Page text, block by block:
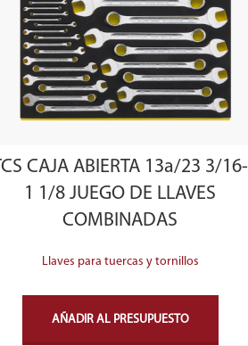
CAJA ABIERTA 13a/23 3/16-
1 1/8 JUEGO DE LLAVES
COMBINADAS
Llaves para tuercas y tornillos
AÑADIR AL PRESUPUESTO